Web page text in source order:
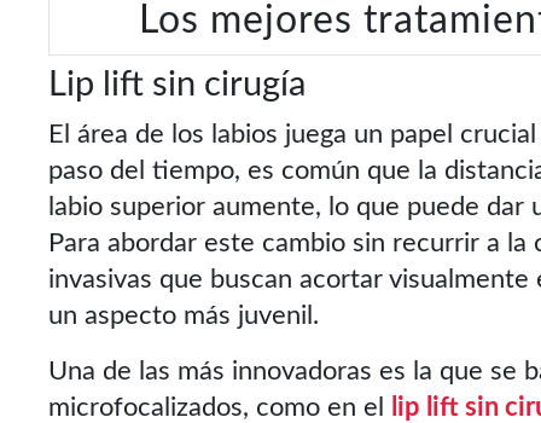
Los mejores
Lip lift sin cirugía
El área de los labios juega un papel
paso del tiempo, es común que la
labio superior aumente, lo que puede dar
Para abordar este cambio sin recurrir a
invasivas que buscan acortar
un aspecto más juvenil.
Una de las más innovadoras es la que se
microfocalizados, como en el
lip lift sin